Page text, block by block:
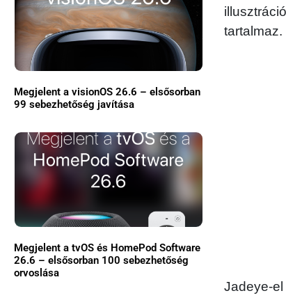
Megjelent a visionOS 26.6 – elsősorban
99 sebezhetőség javítása
Megjelent a tvOS és HomePod Software
26.6 – elsősorban 100 sebezhetőség
orvoslása
tartalmaz.
Jadeye-